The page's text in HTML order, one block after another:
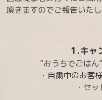
頂きますのでご報告いたし
1.キャ
“おうちでごは
・自粛中のお客
・セ